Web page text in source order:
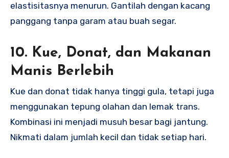
elastisitasnya menurun. Gantilah dengan kacang
panggang tanpa garam atau buah segar.
10. Kue, Donat, dan Makanan
Manis Berlebih
Kue dan donat tidak hanya tinggi gula, tetapi juga
menggunakan tepung olahan dan lemak trans.
Kombinasi ini menjadi musuh besar bagi jantung.
Nikmati dalam jumlah kecil dan tidak setiap hari.